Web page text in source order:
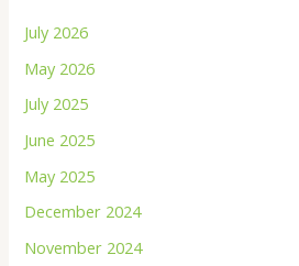
July 2026
May 2026
July 2025
June 2025
May 2025
December 2024
November 2024